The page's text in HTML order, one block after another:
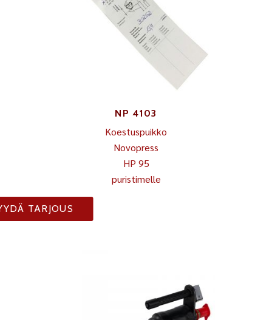
NP 4103
Koestuspuikko
Novopress
HP 95
puristimelle
TARJOUS